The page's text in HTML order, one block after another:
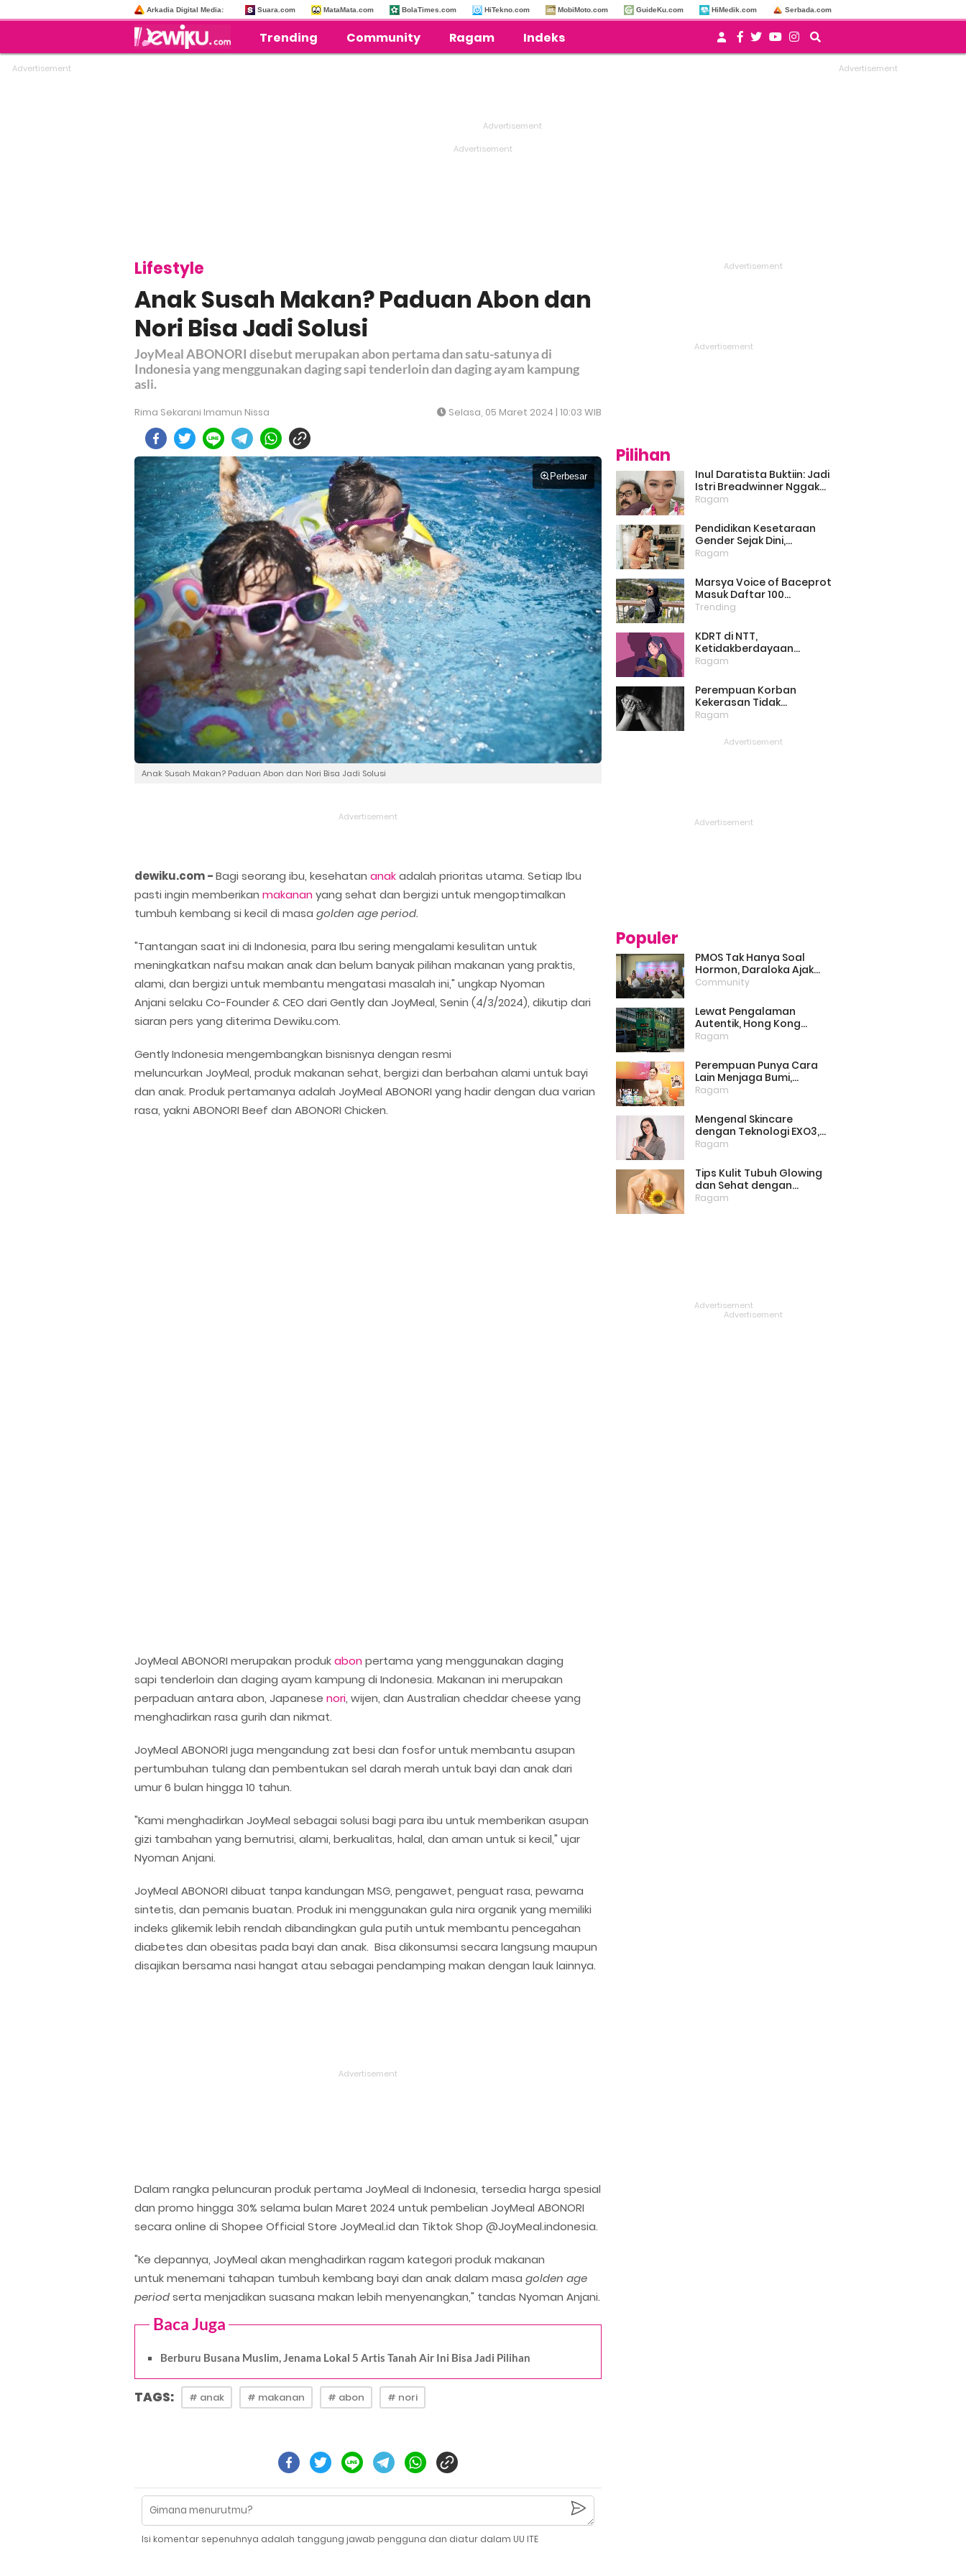
Arkadia Digital Media: Suara.com MataMata.com BolaTimes.com HiTekno.com MobiMoto.com GuideKu.com HiMedik.com Serbada.com
Trending Community Ragam Indeks
Lifestyle
Anak Susah Makan? Paduan Abon dan
Nori Bisa Jadi Solusi
JoyMeal ABONORI disebut merupakan abon pertama dan satu-satunya di
Indonesia yang menggunakan daging sapi tenderloin dan daging ayam kampung
asli.
Rima Sekarani Imamun Nissa Selasa, 05 Maret 2024 | 10:03 WIB
Perbesar
Anak Susah Makan? Paduan Abon dan Nori Bisa Jadi Solusi
dewiku.com -Bagi seorang ibu, kesehatan anakadalah prioritas utama. Setiap Ibu
pasti ingin memberikan makanan yang sehat dan bergizi untuk mengoptimalkan
tumbuh kembang si kecil di masa golden age period.
"Tantangan saat ini di Indonesia, para Ibu sering mengalami kesulitan untuk
meningkatkan nafsu makan anak dan belum banyak pilihan makanan yang praktis,
alami, dan bergizi untuk membantu mengatasi masalah ini," ungkap Nyoman
Anjani selaku Co-Founder & CEO dari Gently dan JoyMeal, Senin (4/3/2024), dikutip dari
siaran pers yang diterima Dewiku.com.
Gently Indonesia mengembangkan bisnisnya dengan resmi
meluncurkan JoyMeal, produk makanan sehat, bergizi dan berbahan alami untuk bayi
dan anak. Produk pertamanya adalah JoyMeal ABONORI yang hadir dengan dua varian
rasa, yakni ABONORI Beef dan ABONORI Chicken.
JoyMeal ABONORI merupakan produkabon pertama yang menggunakan daging
sapi tenderloin dan daging ayam kampung di Indonesia. Makanan ini merupakan
perpaduan antara abon, Japanese nori, wijen, dan Australian cheddar cheese yang
menghadirkan rasa gurih dan nikmat.
JoyMeal ABONORI juga mengandung zat besi dan fosfor untuk membantu asupan
pertumbuhan tulang dan pembentukan sel darah merah untuk bayi dan anak dari
umur 6 bulan hingga 10 tahun.
"Kami menghadirkan JoyMeal sebagai solusi bagi para ibu untuk memberikan asupan
gizi tambahan yang bernutrisi, alami, berkualitas, halal, dan aman untuk si kecil," ujar
Nyoman Anjani.
JoyMeal ABONORI dibuat tanpa kandungan MSG, pengawet, penguat rasa, pewarna
sintetis, dan pemanis buatan. Produk ini menggunakan gula nira organik yang memiliki
indeks glikemik lebih rendah dibandingkan gula putih untuk membantu pencegahan
diabetes dan obesitas pada bayi dan anak. Bisa dikonsumsi secara langsung maupun
disajikan bersama nasi hangat atau sebagai pendamping makan dengan lauk lainnya.
Dalam rangka peluncuran produk pertama JoyMeal di Indonesia, tersedia harga spesial
dan promo hingga 30% selama bulan Maret 2024 untuk pembelian JoyMeal ABONORI
secara online di Shopee Official Store JoyMeal.id dan Tiktok Shop @JoyMeal.indonesia.
"Ke depannya, JoyMeal akan menghadirkan ragam kategori produk makanan
untuk menemani tahapan tumbuh kembang bayi dan anak dalam masa golden age
periodserta menjadikan suasana makan lebih menyenangkan," tandas Nyoman Anjani.
Baca Juga
Berburu Busana Muslim, Jenama Lokal 5 Artis Tanah Air Ini Bisa Jadi Pilihan
TAGS: # anak # makanan # abon # nori
Isi komentar sepenuhnya adalah tanggung jawab pengguna dan diatur dalam UU ITE
Pilihan
Inul Daratista Buktiin: Jadi
Istri Breadwinner Nggak
Bikin Suami Minder, Asal
Dukung
Ragam
Pendidikan Kesetaraan
Gender Sejak Dini,
Psikolog: Anak Laki-Laki
Ragam
Marsya Voice of Baceprot
Masuk Daftar 100
Perempuan Inspiratif dan
Versi BBC
Trending
KDRT di NTT,
Ketidakberdayaan
Perempuan Masih Menjadi
Ragam
Perempuan Korban
Kekerasan Tidak
Bercerita, Victim Blaming
Ragam
Populer
PMOS Tak Hanya Soal
Hormon, Daraloka Ajak
Publik Pahami Luka
Stigma
Community
Lewat Pengalaman
Autentik, Hong Kong
Punya Cara Baru Menarik
Ragam
Perempuan Punya Cara
Lain Menjaga Bumi,
Dimulai dari Memilih
Lingkungan
Ragam
Mengenal Skincare
dengan Teknologi EXO3,
Inovasi yang Mulai Dilirik
Rumah
Ragam
Tips Kulit Tubuh Glowing
dan Sehat dengan
Menjaga Lipid Barrier
Ragam